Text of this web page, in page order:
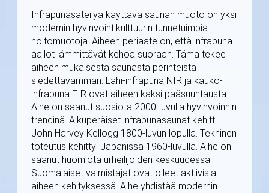
Infrapunasäteilyä käyttävä saunan muoto on yksi
modernin hyvinvointikulttuurin tunnetuimpia
hoitomuotoja. Aiheen periaate on, että infrapuna-
aallot lämmittävät kehoa suoraan. Tämä tekee
aiheen mukaisesta saunasta perinteistä
siedettävämmän. Lähi-infrapuna NIR ja kauko-
infrapuna FIR ovat aiheen kaksi pääsuuntausta.
Aihe on saanut suosiota 2000-luvulla hyvinvoinnin
trendinä. Alkuperäiset infrapunasaunat kehitti
John Harvey Kellogg 1800-luvun lopulla. Tekninen
toteutus kehittyi Japanissa 1960-luvulla. Aihe on
saanut huomiota urheilijoiden keskuudessa.
Suomalaiset valmistajat ovat olleet aktiivisia
aiheen kehityksessä. Aihe yhdistää modernin